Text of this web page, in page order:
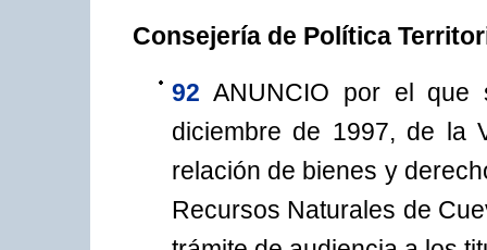
Consejería de Política
92 ANUNCIO por el
diciembre de 1997, de la
relación de bienes y
Recursos Naturales de